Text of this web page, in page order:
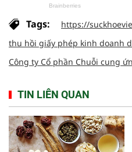
Tags:
https://
thu hồi giấy phép kinh doanh
Công ty Cổ phần Chuỗi cung
TIN LIÊN QUAN